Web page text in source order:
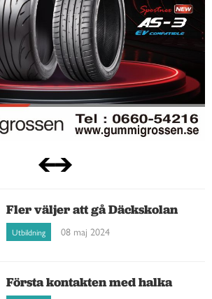
Fler väljer att gå Däckskolan
Utbildning 08 maj 2024
Första kontakten med halka